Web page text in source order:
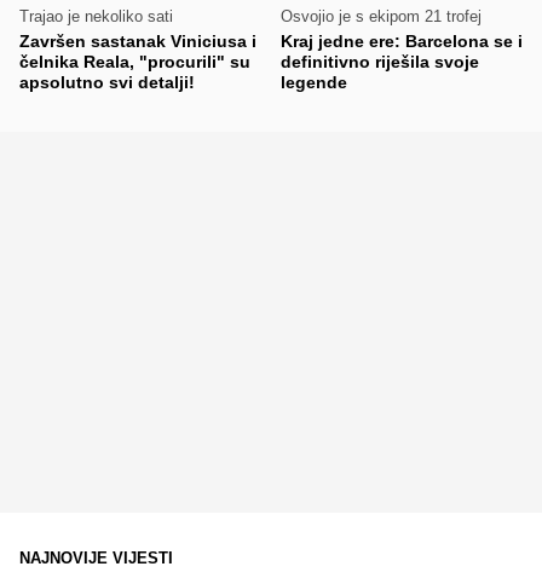
Trajao je nekoliko sati
Završen sastanak Viniciusa i
čelnika Reala, "procurili" su
apsolutno svi detalji!
Osvojio je s ekipom 21 trofej
Kraj jedne ere: Barcelona se i
definitivno riješila svoje
legende
NAJNOVIJE VIJESTI